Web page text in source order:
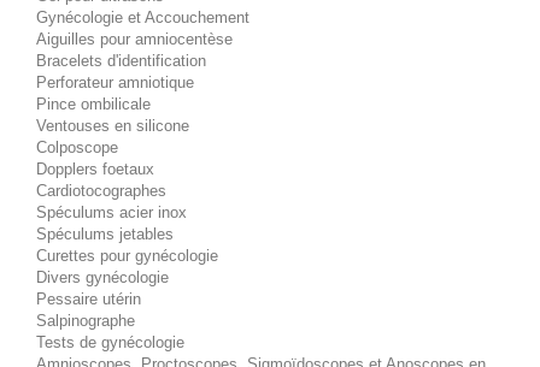
Gynécologie et Accouchement
Aiguilles pour amniocentèse
Bracelets d'identification
Perforateur amniotique
Pince ombilicale
Ventouses en silicone
Colposcope
Dopplers foetaux
Cardiotocographes
Spéculums acier inox
Spéculums jetables
Curettes pour gynécologie
Divers gynécologie
Pessaire utérin
Salpinographe
Tests de gynécologie